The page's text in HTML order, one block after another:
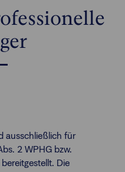
ausschließlich für
2 WPHG bzw.
Die